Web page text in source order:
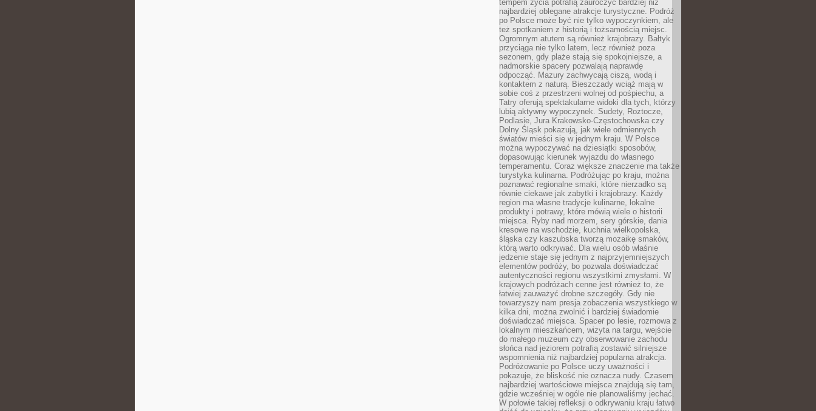
tempem życia potrafią zauroczyć bardziej niż
najbardziej oblegane atrakcje turystyczne. Podróż
po Polsce może być nie tylko wypoczynkiem, ale
też spotkaniem z historią i tożsamością miejsc.
Ogromnym atutem są również krajobrazy. Bałtyk
przyciąga nie tylko latem, lecz również poza
sezonem, gdy plaże stają się spokojniejsze, a
nadmorskie spacery pozwalają naprawdę
odpocząć. Mazury zachwycają ciszą, wodą i
kontaktem z naturą. Bieszczady wciąż mają w
sobie coś z przestrzeni wolnej od pośpiechu, a
Tatry oferują spektakularne widoki dla tych, którzy
lubią aktywny wypoczynek. Sudety, Roztocze,
Podlasie, Jura Krakowsko-Częstochowska czy
Dolny Śląsk pokazują, jak wiele odmiennych
światów mieści się w jednym kraju. W Polsce
można wypoczywać na dziesiątki sposobów,
dopasowując kierunek wyjazdu do własnego
temperamentu. Coraz większe znaczenie ma także
turystyka kulinarna. Podróżując po kraju, można
poznawać regionalne smaki, które nierzadko są
równie ciekawe jak zabytki i krajobrazy. Każdy
region ma własne tradycje kulinarne, lokalne
produkty i potrawy, które mówią wiele o historii
miejsca. Ryby nad morzem, sery górskie, dania
kresowe na wschodzie, kuchnia wielkopolska,
śląska czy kaszubska tworzą mozaikę smaków,
którą warto odkrywać. Dla wielu osób właśnie
jedzenie staje się jednym z najprzyjemniejszych
elementów podróży, bo pozwala doświadczać
autentyczności regionu wszystkimi zmysłami. W
krajowych podróżach cenne jest również to, że
łatwiej zauważyć drobne szczegóły. Gdy nie
towarzyszy nam presja zobaczenia wszystkiego w
kilka dni, można zwolnić i bardziej świadomie
doświadczać miejsca. Spacer po lesie, rozmowa z
lokalnym mieszkańcem, wizyta na targu, wejście
do małego muzeum czy obserwowanie zachodu
słońca nad jeziorem potrafią zostawić silniejsze
wspomnienia niż najbardziej popularna atrakcja.
Podróżowanie po Polsce uczy uważności i
pokazuje, że bliskość nie oznacza nudy. Czasem
najbardziej wartościowe miejsca znajdują się tam,
gdzie wcześniej w ogóle nie planowaliśmy jechać.
W połowie takiej refleksji o odkrywaniu kraju łatwo